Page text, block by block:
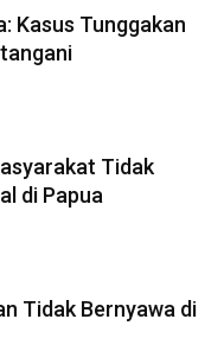
Kasus Tunggakan
Tidak
di Papua
Tidak Bernyawa di